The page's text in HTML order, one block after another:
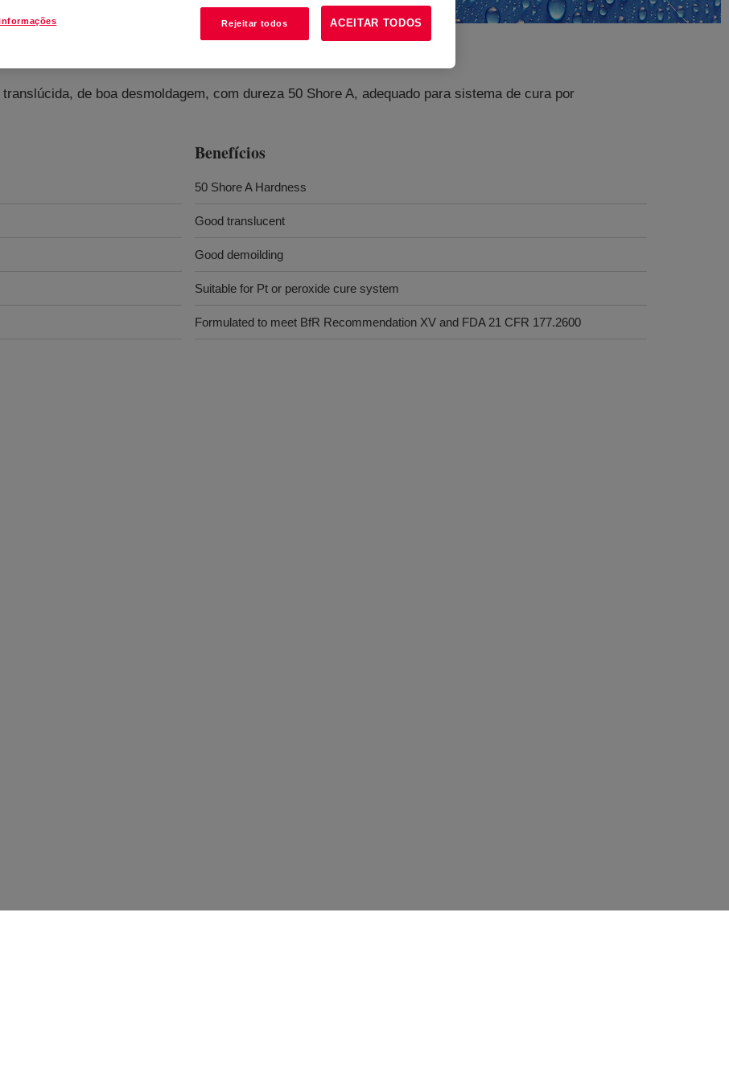
de boa desmoldagem, com dureza 50 Shore A, adequado para sistema de cura por
Benefícios
50 Shore A Hardness
Good translucent
Good demoilding
Suitable for Pt or peroxide cure system
Formulated to meet BfR Recommendation XV and FDA 21 CFR 177.2600
Rejeitar todos ACEITAR TODOS